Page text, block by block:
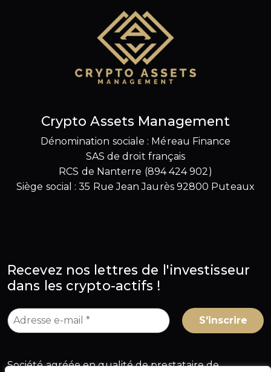
Crypto Assets Management
Dénomination sociale : Méreau Finance
SAS de droit français
RCS de Nanterre (894 424 902)
Siège social : 35 Rue Jean Jaurès 92800 Puteaux
Recevez nos lettres de l'investisseur
dans les crypto-actifs !
Société agréée en qualité de prestataire de